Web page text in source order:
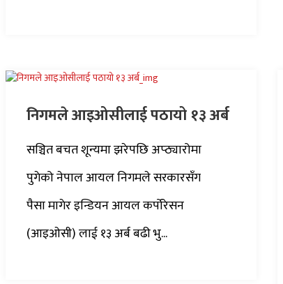
निगमले आइओसीलाई पठायो १३ अर्ब
सञ्चित बचत शून्यमा झरेपछि अप्ठ्यारोमा
पुगेको नेपाल आयल निगमले सरकारसँग
पैसा मागेर इन्डियन आयल कर्पोरेसन
(आइओसी) लाई १३ अर्ब बढी भु...